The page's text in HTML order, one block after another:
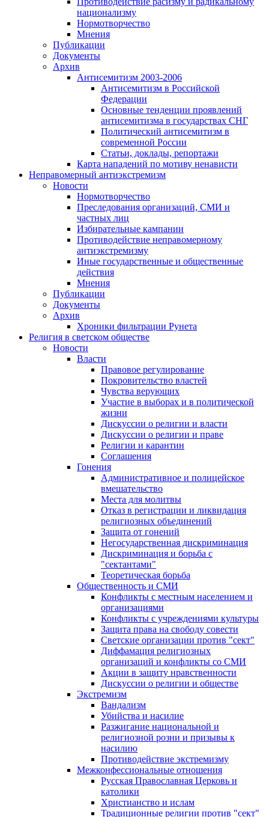
национализму
Нормотворчество
Мнения
Публикации
Документы
Архив
Антисемитизм 2003-2006
Антисемитизм в Российской
Федерации
Основные тенденции проявлений
антисемитизма в государствах СНГ
Политический антисемитизм в
современной России
Статьи, доклады, репортажи
Карта нападений по мотиву ненависти
Неправомерный антиэкстремизм
Новости
Нормотворчество
Преследования организаций, СМИ и
частных лиц
Избирательные кампании
Противодействие неправомерному
антиэкстремизму
Иные государственные и общественные
действия
Мнения
Публикации
Документы
Архив
Хроники фильтрации Рунета
Религия в светском обществе
Новости
Власти
Правовое регулирование
Покровительство властей
Чувства верующих
Участие в выборах и в политической
жизни
Дискуссии о религии и власти
Дискуссии о религии и праве
Религии и карантин
Соглашения
Гонения
Административное и полицейское
вмешательство
Места для молитвы
Отказ в регистрации и ликвидация
религиозных объединений
Защита от гонений
Негосударственная дискриминация
Дискриминация и борьба с
"сектантами"
Теоретическая борьба
Общественность и СМИ
Конфликты с местным населением и
организациями
Конфликты с учреждениями культуры
Защита права на свободу совести
Светские организации против "сект"
Диффамация религиозных
организаций и конфликты со СМИ
Акции в защиту нравственности
Дискуссии о религии и обществе
Экстремизм
Вандализм
Убийства и насилие
Разжигание национальной и
религиозной розни и призывы к
насилию
Противодействие экстремизму
Межконфессиональные отношения
Русская Православная Церковь и
католики
Христианство и ислам
Традиционные религии против "сект"